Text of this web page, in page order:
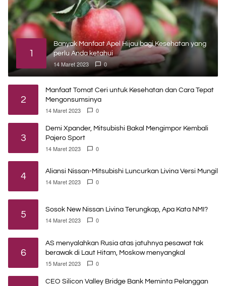
1
Banyak Manfaat Apel Hijau bagi Kesehatan yang
perlu Anda ketahui
14 Maret 2023 0
2
Manfaat Tomat Ceri untuk Kesehatan dan Cara Tepat
Mengonsumsinya
14 Maret 2023 0
3
Demi Xpander, Mitsubishi Bakal Mengimpor Kembali
Pajero Sport
14 Maret 2023 0
4 Aliansi Nissan-Mitsubishi Luncurkan Livina Versi Mungil
14 Maret 2023 0
5 Sosok New Nissan Livina Terungkap, Apa Kata NMI?
14 Maret 2023 0
6
AS menyalahkan Rusia atas jatuhnya pesawat tak
berawak di Laut Hitam, Moskow menyangkal
15 Maret 2023 0
CEO Silicon Valley Bridge Bank Meminta Pelanggan